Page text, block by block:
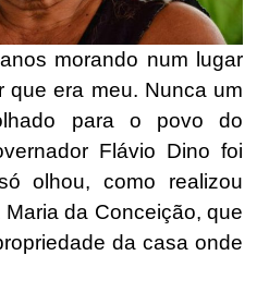
morando num lugar
que era meu. Nunca um
para o povo do
Flávio Dino foi
olhou, como realizou
da Conceição, que
da casa onde